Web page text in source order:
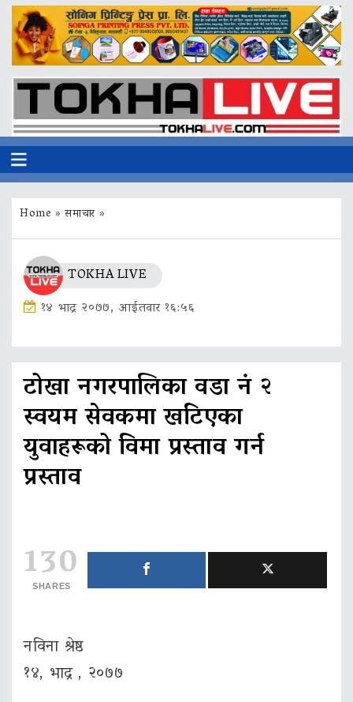
Home »समाचार »
TOKHA LIVE
१४ भाद्र २०७७, आईतवार १६:५६
टोखा नगरपालिका वडा नं २
स्वयम सेवकमा खटिएका
युवाहरूको विमा प्रस्ताव गर्न
प्रस्ताव
130
SHARES
नविना श्रेष्ठ
१४, भाद्र , २०७७